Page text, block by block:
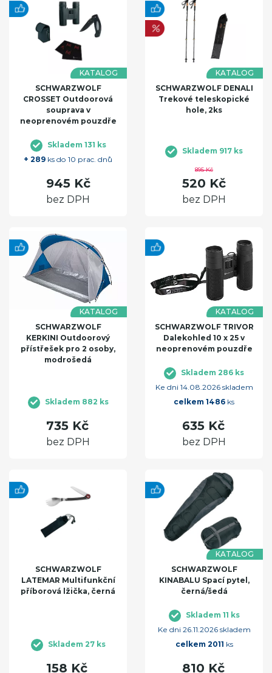
KATALOG
SCHWARZWOLF
CROSSET Outdoorová
souprava v
neoprenovém pouzdře
Skladem 131 ks
+ 289 ks do 10 prac. dnů
945 Kč
bez DPH
KATALOG
SCHWARZWOLF DENALI
Trekové teleskopické
hole, 2ks
Skladem 917 ks
895 Kč
520 Kč
bez DPH
KATALOG
SCHWARZWOLF
KERKINI Outdoorový
přístřešek pro 2 osoby,
modrošedá
Skladem 882 ks
735 Kč
bez DPH
KATALOG
SCHWARZWOLF TRIVOR
Dalekohled 10 x 25 v
neoprenovém pouzdře
Skladem 286 ks
Ke dni 14.08.2026 skladem
celkem 1486 ks
635 Kč
bez DPH
SCHWARZWOLF
LATEMAR Multifunkční
příborová lžička, černá
Skladem 27 ks
158 Kč
KATALOG
SCHWARZWOLF
KINABALU Spací pytel,
černá/šedá
Skladem 11 ks
Ke dni 26.11.2026 skladem
celkem 2011 ks
810 Kč